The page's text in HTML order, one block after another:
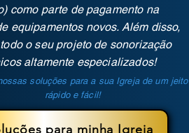
como parte de pagamento na
equipamentos novos. Além disso,
o seu projeto de sonorização
altamente especializados!
soluções para a sua Igreja de um jeito
rápido e fácil!
para minha Igreja